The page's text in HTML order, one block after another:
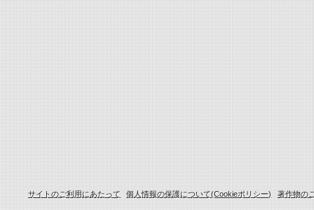
サイトのご利用にあたって 個人情報の保護について(Cookieポリシー) 著作物の